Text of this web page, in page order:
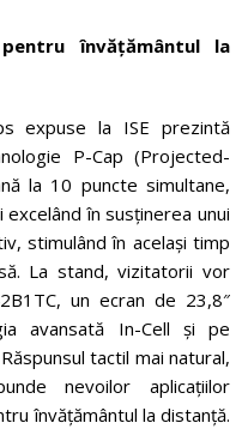
învățământul la
expuse la ISE prezintă
P-Cap (Projected-
la 10 puncte simultane,
în susținerea unui
stimulând în același timp
La stand, vizitatorii vor
un ecran de 23,8″
avansată In-Cell și pe
tactil mai natural,
nevoilor aplicațiilor
învățământul la distanță.